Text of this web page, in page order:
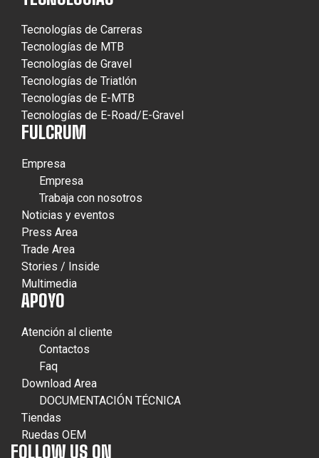
Tecnologías de Carreras
Tecnologías de MTB
Tecnologías de Gravel
Tecnologías de Triatlón
Tecnologías de E-MTB
Tecnologías de E-Road/E-Gravel
FULCRUM
Empresa
Empresa
Trabaja con nosotros
Noticias y eventos
Press Area
Trade Area
Stories / Inside
Multimedia
APOYO
Atención al cliente
Contactos
Faq
Download Area
DOCUMENTACIÓN TÉCNICA
Tiendas
Ruedas OEM
FOLLOW US ON